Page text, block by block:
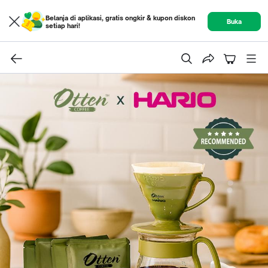
Belanja di aplikasi, gratis ongkir & kupon diskon
setiap hari!
Buka